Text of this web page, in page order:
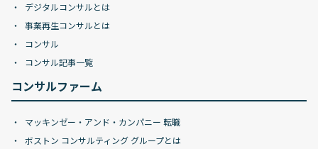
デジタルコンサルとは
事業再生コンサルとは
コンサル
コンサル記事一覧
コンサルファーム
マッキンゼー・アンド・カンパニー 転職
ボストン コンサルティング グループとは